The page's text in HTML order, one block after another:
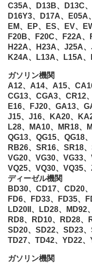
C35A、D13B、D13C
D16Y3、D17A、E05A
EM、EP、ES、EV、
F20B、F20C、F22A、
H22A、H23A、J25A
K24A、L13A、L15A
ガソリン機関
A12、A14、A15、
CG13、CGA3、CR12
E16、FJ20、GA13、
J15、J16、KA20、
L28、MA10、MR18、
QG13、QG15、QG18
RB26、SR16、SR18
VG20、VG30、VG33
VQ25、VQ30、VQ35
ディーゼル機関
BD30、CD17、CD20
FD6、FD33、FD35、
LD20II、LD28、MD92
RD8、RD10、RD28、
SD20、SD22、SD23
TD27、TD42、YD22
ガソリン機関